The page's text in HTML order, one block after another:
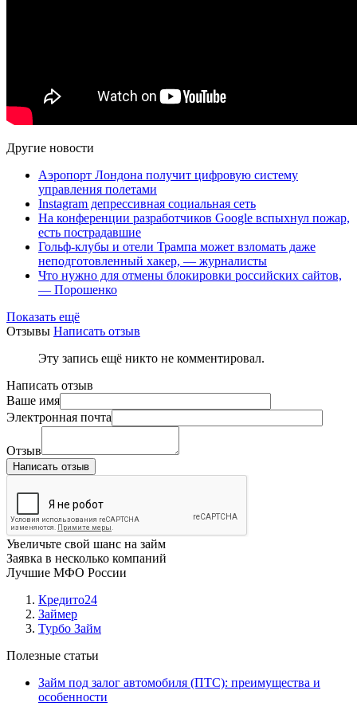
Другие новости
Аэропорт Лондона получит цифровую систему
управления полетами
Instagram депрессивная социальная сеть
На конференции разработчиков Google вспыхнул пожар,
есть пострадавшие
Гольф-клубы и отели Трампа может взломать даже
неподготовленный хакер, — журналисты
Что нужно для отмены блокировки российских сайтов,
— Порошенко
Показать ещё
Отзывы Написать отзыв
Эту запись ещё никто не комментировал.
Написать отзыв
Ваше имя
Электронная почта
Отзыв
Написать отзыв
Увеличьте свой шанс на займ
Заявка в несколько компаний
Лучшие МФО России
Кредито24
Займер
Турбо Займ
Полезные статьи
Займ под залог автомобиля (ПТС): преимущества и
особенности